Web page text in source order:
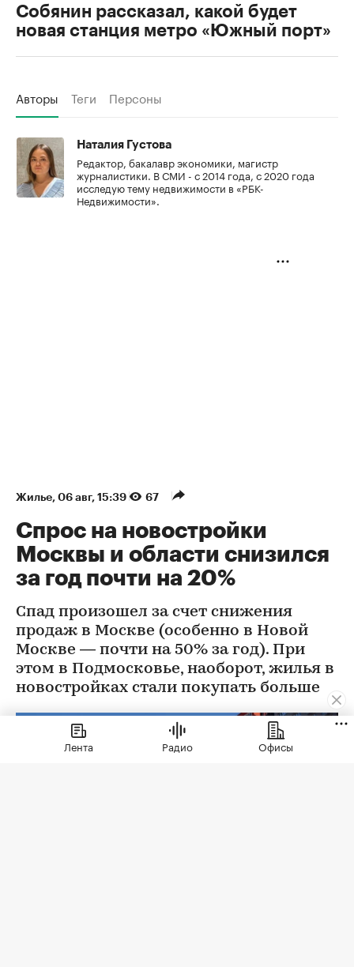
Собянин рассказал, какой будет
новая станция метро «Южный порт»
Авторы Теги Персоны
Наталия Густова
Редактор, бакалавр экономики, магистр
журналистики. В СМИ - с 2014 года, с 2020 года
исследую тему недвижимости в «РБК-
Недвижимости».
Жилье⁠, 06 авг, 15:39 67
Спрос на новостройки
Москвы и области снизился
за год почти на 20%
Спад произошел за счет снижения
продаж в Москве (особенно в Новой
Москве — почти на 50% за год). При
этом в Подмосковье, наоборот, жилья в
новостройках стали покупать больше
Лента Радио Офисы